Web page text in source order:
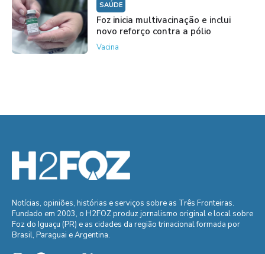
SAÚDE
Foz inicia multivacinação e inclui
novo reforço contra a pólio
Vacina
Notícias, opiniões, histórias e serviços sobre as Três Fronteiras.
Fundado em 2003, o H2FOZ produz jornalismo original e local sobre
Foz do Iguaçu (PR) e as cidades da região trinacional formada por
Brasil, Paraguai e Argentina.